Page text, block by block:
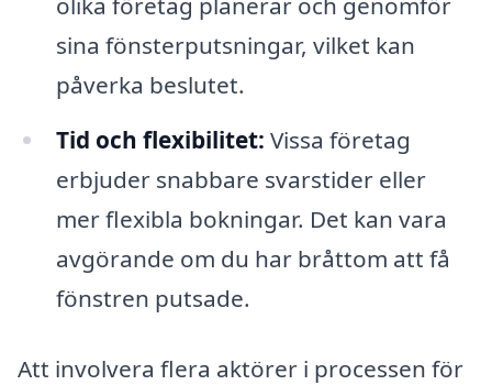
sina fönsterputsningar, vilket kan
påverka beslutet.
Tid och flexibilitet: Vissa företag
erbjuder snabbare svarstider eller
mer flexibla bokningar. Det kan vara
avgörande om du har bråttom att få
fönstren putsade.
Att involvera flera aktörer i processen för